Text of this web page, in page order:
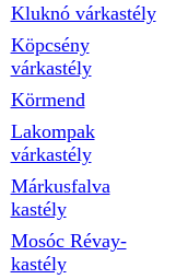
Kluknó várkastély
Köpcsény
várkastély
Körmend
Lakompak
várkastély
Márkusfalva
kastély
Mosóc Révay-
kastély